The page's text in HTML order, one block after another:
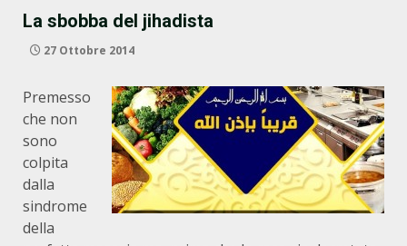
La sbobba del jihadista
27 Ottobre 2014
Premesso
che non
sono
colpita
dalla
sindrome
della